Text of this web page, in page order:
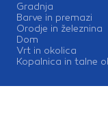
Gradnja
Barve in premazi
Orodje in železnina
Dom
Vrt in okolica
Kopalnica in talne